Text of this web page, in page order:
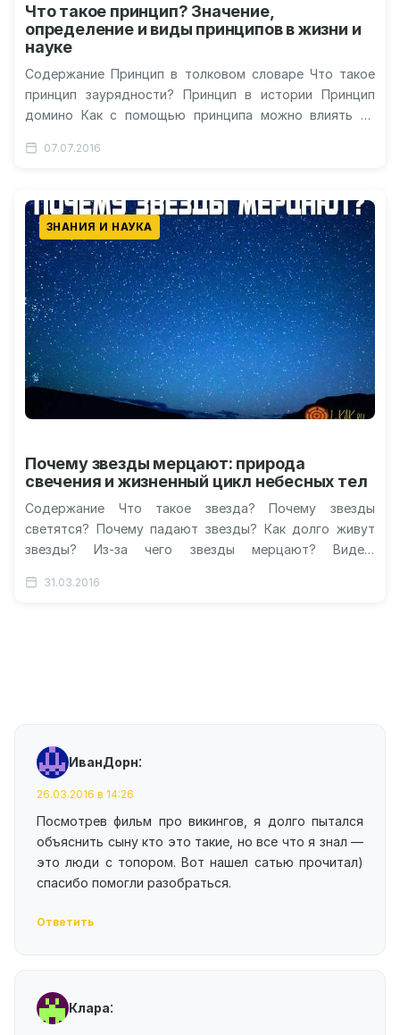
Что такое принцип? Значение,
определение и виды принципов в жизни и
науке
Содержание Принцип в толковом словаре Что такое
принцип заурядности? Принцип в истории Принцип
домино Как с помощью принципа можно влиять на
07.07.2016
ЗНАНИЯ И НАУКА
Почему звезды мерцают: природа
свечения и жизненный цикл небесных тел
Содержание Что такое звезда? Почему звезды
светятся? Почему падают звезды? Как долго живут
звезды? Из-за чего звезды мерцают? Видео:
31.03.2016
ИванДорн:
26.03.2016 в 14:26
Посмотрев фильм про викингов, я долго пытался
объяснить сыну кто это такие, но все что я знал —
это люди с топором. Вот нашел сатью прочитал)
спасибо помогли разобраться.
Ответить
Клара: